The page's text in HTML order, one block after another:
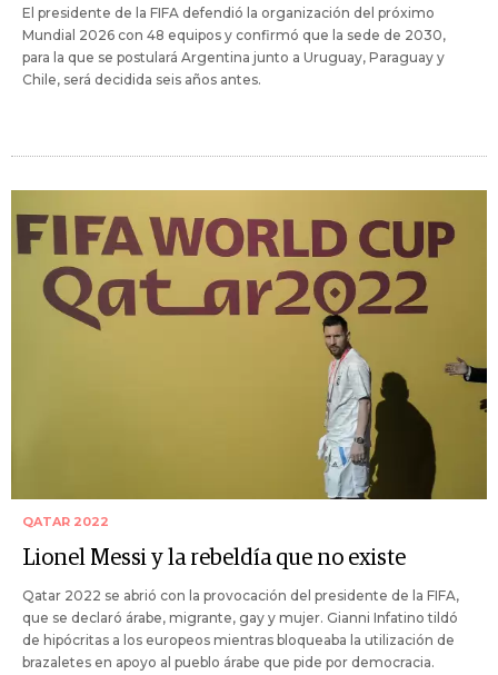
El presidente de la FIFA defendió la organización del próximo
Mundial 2026 con 48 equipos y confirmó que la sede de 2030,
para la que se postulará Argentina junto a Uruguay, Paraguay y
Chile, será decidida seis años antes.
QATAR 2022
Lionel Messi y la rebeldía que no existe
Qatar 2022 se abrió con la provocación del presidente de la FIFA,
que se declaró árabe, migrante, gay y mujer. Gianni Infatino tildó
de hipócritas a los europeos mientras bloqueaba la utilización de
brazaletes en apoyo al pueblo árabe que pide por democracia.